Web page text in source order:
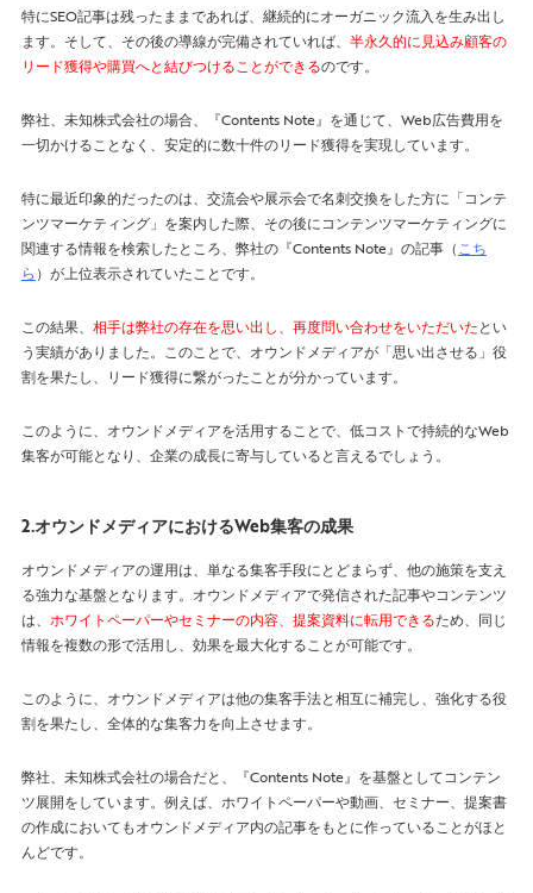
特にSEO記事は残ったままであれば、継続的にオーガニック流入を生み出し
ます。そして、その後の導線が完備されていれば、 半永久的に見込み顧客の
リード獲得や購買へと結びつけることができるのです。
弊社、未知株式会社の場合、『Contents Note』を通じて、Web広告費用を
一切かけることなく、安定的に数十件のリード獲得を実現しています。
特に最近印象的だったのは、交流会や展示会で名刺交換をした方に「コンテ
ンツマーケティング」を案内した際、その後にコンテンツマーケティングに
関連する情報を検索したところ、弊社の『Contents Note』の記事（こち
ら ）が上位表示されていたことです。
この結果、 相手は弊社の存在を思い出し、再度問い合わせをいただいたとい
う実績がありました。このことで、オウンドメディアが「思い出させる」役
割を果たし、リード獲得に繋がったことが分かっています。
このように、オウンドメディアを活用することで、低コストで持続的なWeb
集客が可能となり、企業の成長に寄与していると言えるでしょう。
2.オウンドメディアにおけるWeb集客の成果
オウンドメディアの運用は、単なる集客手段にとどまらず、他の施策を支え
る強力な基盤となります。オウンドメディアで発信された記事やコンテンツ
は、 ホワイトペーパーやセミナーの内容、提案資料に転用できるため、同じ
情報を複数の形で活用し、効果を最大化することが可能です。
このように、オウンドメディアは他の集客手法と相互に補完し、強化する役
割を果たし、全体的な集客力を向上させます。
弊社、未知株式会社の場合だと、『Contents Note』を基盤としてコンテン
ツ展開をしています。例えば、ホワイトペーパーや動画、セミナー、提案書
の作成においてもオウンドメディア内の記事をもとに作っていることがほと
んどです。